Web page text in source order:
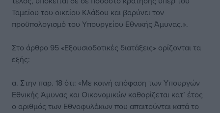
Ταμείου του οικείου Κλάδου και βαρύνει τον
προϋπολογισμό του Υπουργείου Εθνικής Άμυνας.».
Στο άρθρο 95 «Εξουσιοδοτικές διατάξεις» ορίζονται τα
εξής:
α. Στην παρ. 18 ότι: «Με κοινή απόφαση των Υπουργών
Εθνικής Άμυνας και Οικονομικών καθορίζεται κατ’ έτος
ο αριθμός των Εθνοφυλάκων που απαιτούνται κατά το